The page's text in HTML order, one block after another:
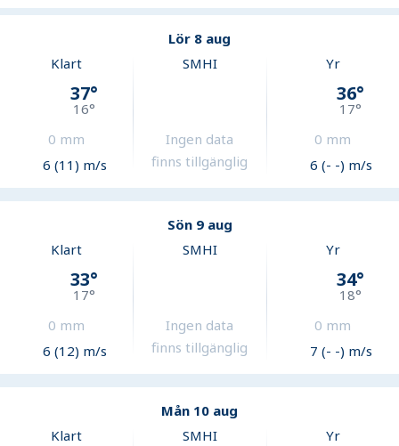
Lör 8 aug
Klart
37°
16°
0 mm
6 (11) m/s
SMHI
Ingen data
finns tillgänglig
Yr
36°
17°
0 mm
6 (- -) m/s
Sön 9 aug
Klart
33°
17°
0 mm
6 (12) m/s
SMHI
Ingen data
finns tillgänglig
Yr
34°
18°
0 mm
7 (- -) m/s
Mån 10 aug
Klart
SMHI Yr